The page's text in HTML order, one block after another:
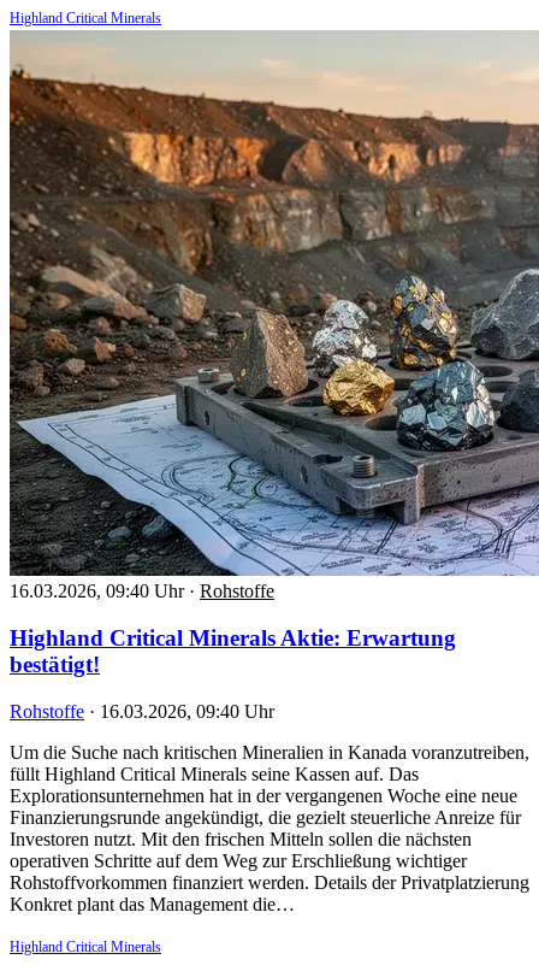
Highland Critical Minerals
16.03.2026, 09:40 Uhr · Rohstoffe
Highland Critical Minerals Aktie: Erwartung
bestätigt!
Rohstoffe · 16.03.2026, 09:40 Uhr
Um die Suche nach kritischen Mineralien in Kanada voranzutreiben,
füllt Highland Critical Minerals seine Kassen auf. Das
Explorationsunternehmen hat in der vergangenen Woche eine neue
Finanzierungsrunde angekündigt, die gezielt steuerliche Anreize für
Investoren nutzt. Mit den frischen Mitteln sollen die nächsten
operativen Schritte auf dem Weg zur Erschließung wichtiger
Rohstoffvorkommen finanziert werden. Details der Privatplatzierung
Konkret plant das Management die…
Highland Critical Minerals